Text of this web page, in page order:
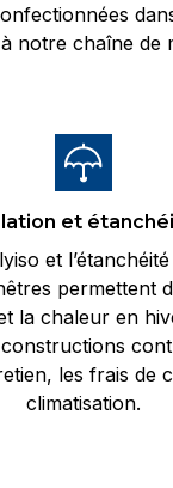
notre chaîne de
et
et
permettent
la chaleur en
les frais de
climatisation.